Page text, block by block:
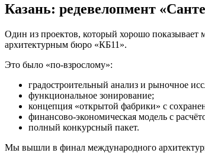
Казань: редевелопмент
Один из проектов, который хорошо показывает
архитектурным бюро «КБ11».
Это было «по-взрослому»:
градостроительный анализ и рыночное
функциональное зонирование;
концепция «открытой фабрики» с
финансово-экономическая модель с
полный конкурсный пакет.
Мы вышли в финал международного